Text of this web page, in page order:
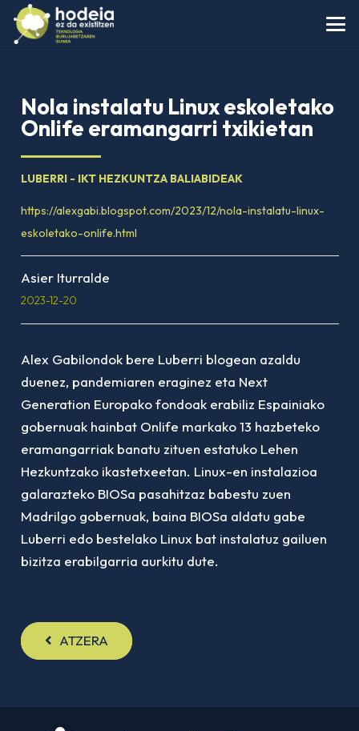
Nola instalatu Linux eskoletako
Onlife eramangarri txikietan
LUBERRI - IKT HEZKUNTZA BALIABIDEAK
https://alexgabi.blogspot.com/2023/12/nola-instalatu-linux-
eskoletako-onlife.html
Asier Iturralde
2023-12-20
Alex Gabilondok bere Luberri blogean azaldu
duenez, pandemiaren eraginez eta Next
Generation Europako fondoak erabiliz Espainiako
gobernuak hainbat Onlife markako 13 hazbeteko
eramangarriak banatu zituen estatuko Lehen
Hezkuntzako ikastetxeetan. Linux-en instalazioa
galarazteko BIOSa pasahitzaz babestu zuen
Madrilgo gobernuak, baina BIOSa aldatu gabe
Luberri edo bestelako Linux bat instalatuz gailuen
bizitza erabilgarria aurkitu dute.
ATZERA